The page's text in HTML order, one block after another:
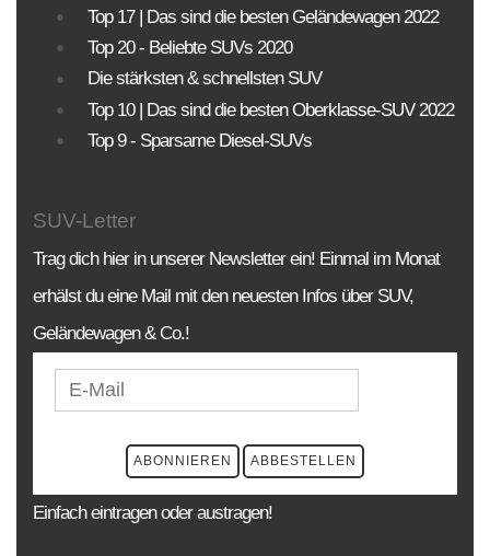
Top 17 | Das sind die besten Geländewagen 2022
Top 20 - Beliebte SUVs 2020
Die stärksten & schnellsten SUV
Top 10 | Das sind die besten Oberklasse-SUV 2022
Top 9 - Sparsame Diesel-SUVs
SUV-Letter
Trag dich hier in unserer Newsletter ein! Einmal im Monat
erhälst du eine Mail mit den neuesten Infos über SUV,
Geländewagen & Co.!
Einfach eintragen oder austragen!